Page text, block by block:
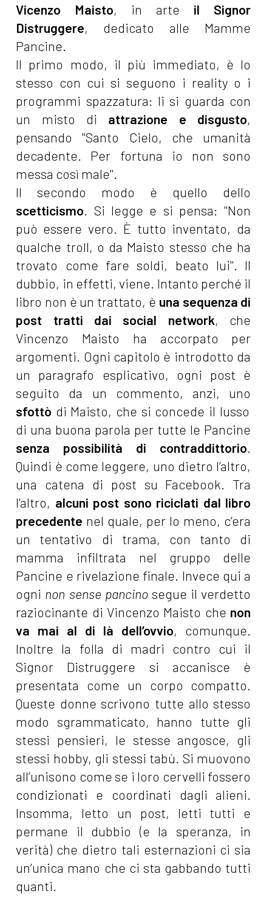
Vicenzo Maisto, in arte il Signor
Distruggere, dedicato alle Mamme
Pancine.
Il primo modo, il più immediato, è lo
stesso con cui si seguono i reality o i
programmi spazzatura: li si guarda con
un misto di attrazione e disgusto,
pensando "Santo Cielo, che umanità
decadente. Per fortuna io non sono
messa così male".
Il secondo modo è quello dello
scetticismo. Si legge e si pensa: "Non
può essere vero. È tutto inventato, da
qualche troll, o da Maisto stesso che ha
trovato come fare soldi, beato lui". Il
dubbio, in effetti, viene. Intanto perché il
libro non è un trattato, è una sequenza di
post tratti dai social network, che
Vincenzo Maisto ha accorpato per
argomenti. Ogni capitolo è introdotto da
un paragrafo esplicativo, ogni post è
seguito da un commento, anzi, uno
sfottò di Maisto, che si concede il lusso
di una buona parola per tutte le Pancine
senza possibilità di contraddittorio.
Quindi è come leggere, uno dietro l’altro,
una catena di post su Facebook. Tra
l’altro, alcuni post sono riciclati dal libro
precedente nel quale, per lo meno, c’era
un tentativo di trama, con tanto di
mamma infiltrata nel gruppo delle
Pancine e rivelazione finale. Invece qui a
ogni non sense pancinosegue il verdetto
raziocinante di Vincenzo Maisto che non
va mai al di là dell’ovvio, comunque.
Inoltre la folla di madri contro cui il
Signor Distruggere si accanisce è
presentata come un corpo compatto.
Queste donne scrivono tutte allo stesso
modo sgrammaticato, hanno tutte gli
stessi pensieri, le stesse angosce, gli
stessi hobby, gli stessi tabù. Si muovono
all’unisono come se i loro cervelli fossero
condizionati e coordinati dagli alieni.
Insomma, letto un post, letti tutti e
permane il dubbio (e la speranza, in
verità) che dietro tali esternazioni ci sia
un’unica mano che ci sta gabbando tutti
quanti.